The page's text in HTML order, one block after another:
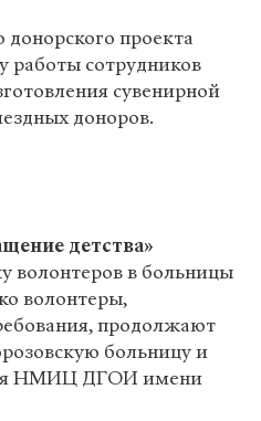
проекта
работы сотрудников
сувенирной
доноров.
детства»
волонтеров в больницы
волонтеры,
продолжают
больницу и
НМИЦ ДГОИ имени